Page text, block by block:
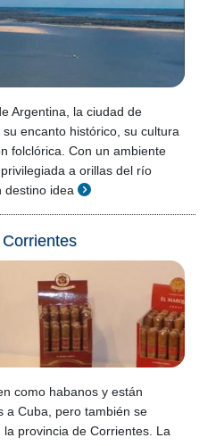
Argentina, la ciudad de
encanto histórico, su cultura
folclórica. Con un ambiente
a orillas del río
destino idea
como habanos y están
a Cuba, pero también se
provincia de Corrientes. La